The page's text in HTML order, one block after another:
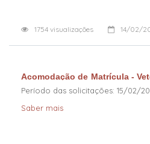
1754 visualizações 14/02/
Acomodação de Matrícula -
2024)
Período das solicitações: 15/02/
Saber mais